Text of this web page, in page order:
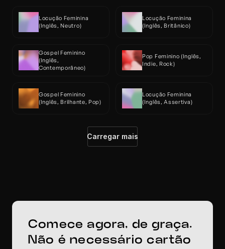
Locução Feminina
(Inglês, Neutro)
Locução Feminina
(Inglês, Britânico)
Gospel Feminino
(Inglês,
Contemporâneo)
Pop Feminino (Inglês,
Indie, Rock)
Gospel Feminino
(Inglês, Brilhante, Pop)
Locução Feminina
(Inglês, Assertiva)
Carregar mais
Comece agora, de graça.
Não é necessário cartão